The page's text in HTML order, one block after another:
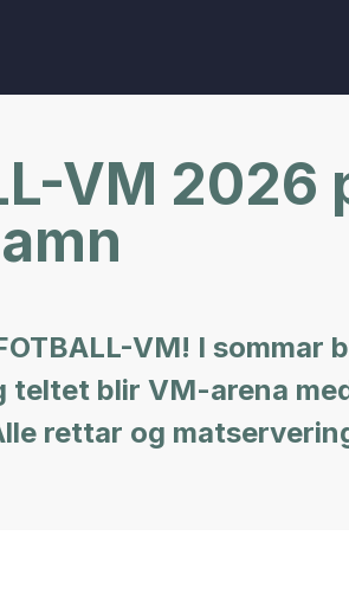
VM 2026
VM! I
teltet blir VM-arena
rettar og